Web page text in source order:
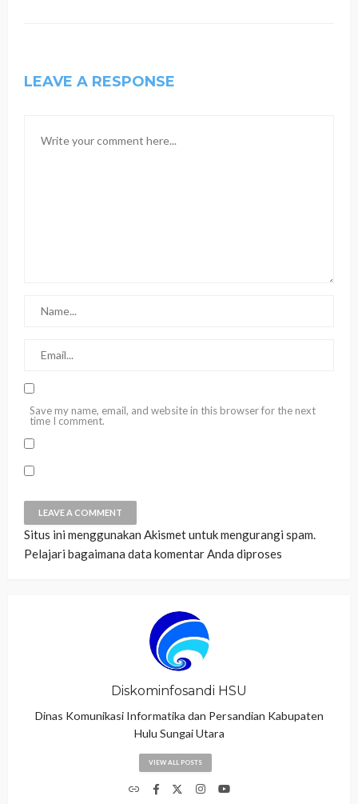
LEAVE A RESPONSE
Save my name, email, and website in this browser for the next
time I comment.
Situs ini menggunakan Akismet untuk mengurangi spam.
Pelajari bagaimana data komentar Anda diproses
Diskominfosandi HSU
Dinas Komunikasi Informatika dan Persandian Kabupaten
Hulu Sungai Utara
VIEW ALL POSTS